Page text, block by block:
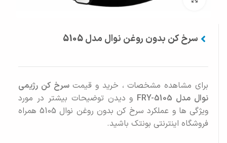
سرخ کن بدون روغن نوال مدل 5105
برای مشاهده مشخصات ، خرید و قیمتسرخ کن رژیمی
نوال مدل FRY-5105
و دیدن توضیحات بیشتر در مورد
ویژگی ها و عملکرد سرخ کن بدون روغن نوال 5105 همراه
فروشگاه اینترنتی بونتک باشید.